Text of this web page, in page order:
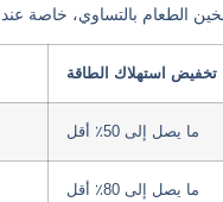
تخفيض استهلاك الطاقة
ما يصل إلى 50٪ أقل
ما يصل إلى 80٪ أقل